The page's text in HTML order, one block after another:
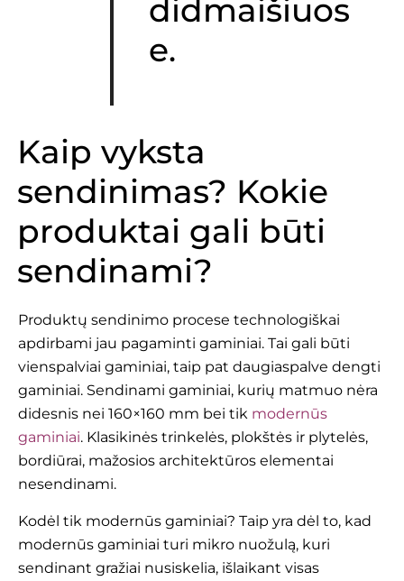
didmaišiuos
e.
Kaip vyksta
sendinimas? Kokie
produktai gali būti
sendinami?
Produktų sendinimo procese technologiškai
apdirbami jau pagaminti gaminiai. Tai gali būti
vienspalviai gaminiai, taip pat daugiaspalve dengti
gaminiai. Sendinami gaminiai, kurių matmuo nėra
didesnis nei 160×160 mm bei tik modernūs
gaminiai. Klasikinės trinkelės, plokštės ir plytelės,
bordiūrai, mažosios architektūros elementai
nesendinami.
Kodėl tik modernūs gaminiai? Taip yra dėl to, kad
modernūs gaminiai turi mikro nuožulą, kuri
sendinant gražiai nusiskelia, išlaikant visas